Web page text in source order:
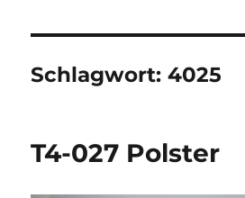
Schlagwort:4025
T4-027 Polster